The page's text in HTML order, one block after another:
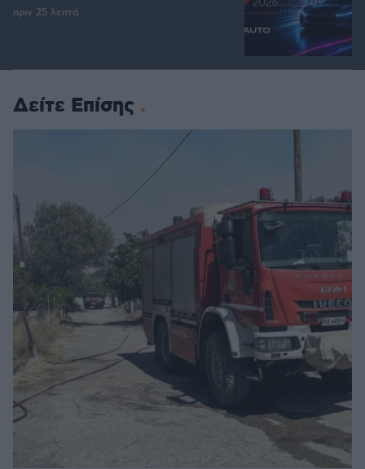
πριν 25 λεπτά
Δείτε Επίσης